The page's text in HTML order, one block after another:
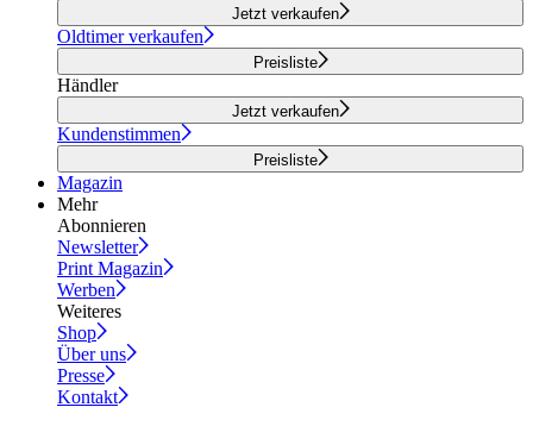
Jetzt verkaufen
Oldtimer verkaufen
Preisliste
Händler
Jetzt verkaufen
Kundenstimmen
Preisliste
Magazin
Mehr
Abonnieren
Newsletter
Print Magazin
Werben
Weiteres
Shop
Über uns
Presse
Kontakt